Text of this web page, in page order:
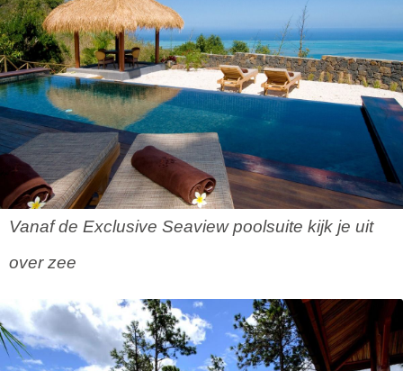
Vanaf de Exclusive Seaview poolsuite kijk je uit
over zee